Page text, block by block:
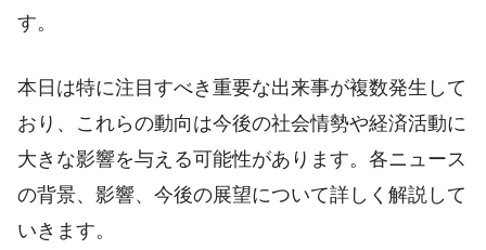
す。
本日は特に注目すべき重要な出来事が複数発生して
おり、これらの動向は今後の社会情勢や経済活動に
大きな影響を与える可能性があります。各ニュース
の背景、影響、今後の展望について詳しく解説して
いきます。